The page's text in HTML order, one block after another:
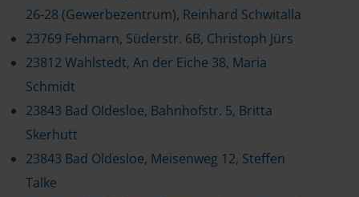
26-28 (Gewerbezentrum), Reinhard Schwitalla
23769 Fehmarn, Süderstr. 6B, Christoph Jürs
23812 Wahlstedt, An der Eiche 38, Maria
Schmidt
23843 Bad Oldesloe, Bahnhofstr. 5, Britta
Skerhutt
23843 Bad Oldesloe, Meisenweg 12, Steffen
Talke